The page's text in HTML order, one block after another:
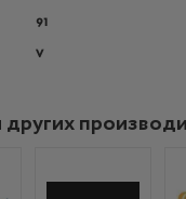
91
V